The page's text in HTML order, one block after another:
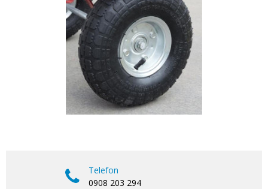
Telefon
0908 203 294